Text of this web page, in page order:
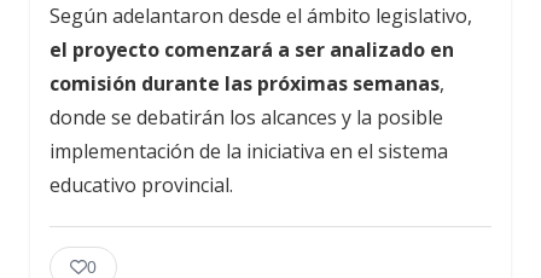
Según adelantaron desde el ámbito legislativo,
el proyecto comenzará a ser analizado en
comisión durante las próximas semanas,
donde se debatirán los alcances y la posible
implementación de la iniciativa en el sistema
educativo provincial.
0